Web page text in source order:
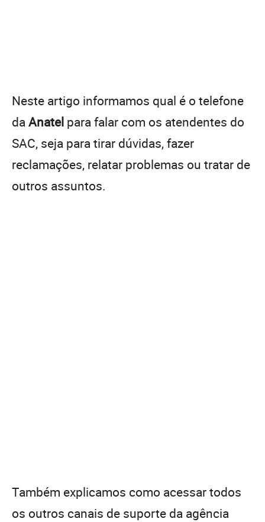
Neste artigo informamos qual é o telefone
daAnatel para falar com os atendentes do
SAC, seja para tirar dúvidas, fazer
reclamações, relatar problemas ou tratar de
outros assuntos.
Também explicamos como acessar todos
os outros canais de suporte da agência